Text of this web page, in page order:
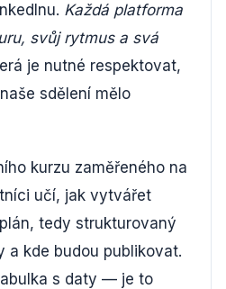
Každá platforma
svůj rytmus a svá
je nutné respektovat,
sdělení mělo
kurzu zaměřeného na
učí, jak vytvářet
tedy strukturovaný
a kde budou publikovat.
s daty — je to